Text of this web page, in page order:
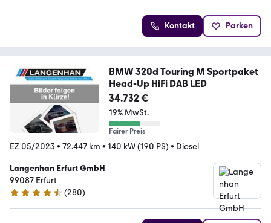
Kontakt Parken
BMW 320d Touring M Sportpaket
Head-Up HiFi DAB LED
34.732 €
19% MwSt.
Fairer Preis
EZ 05/2023 • 72.447 km • 140 kW (190 PS) • Diesel
Langenhan Erfurt GmbH
99087 Erfurt
4.4 Sterne
(280)